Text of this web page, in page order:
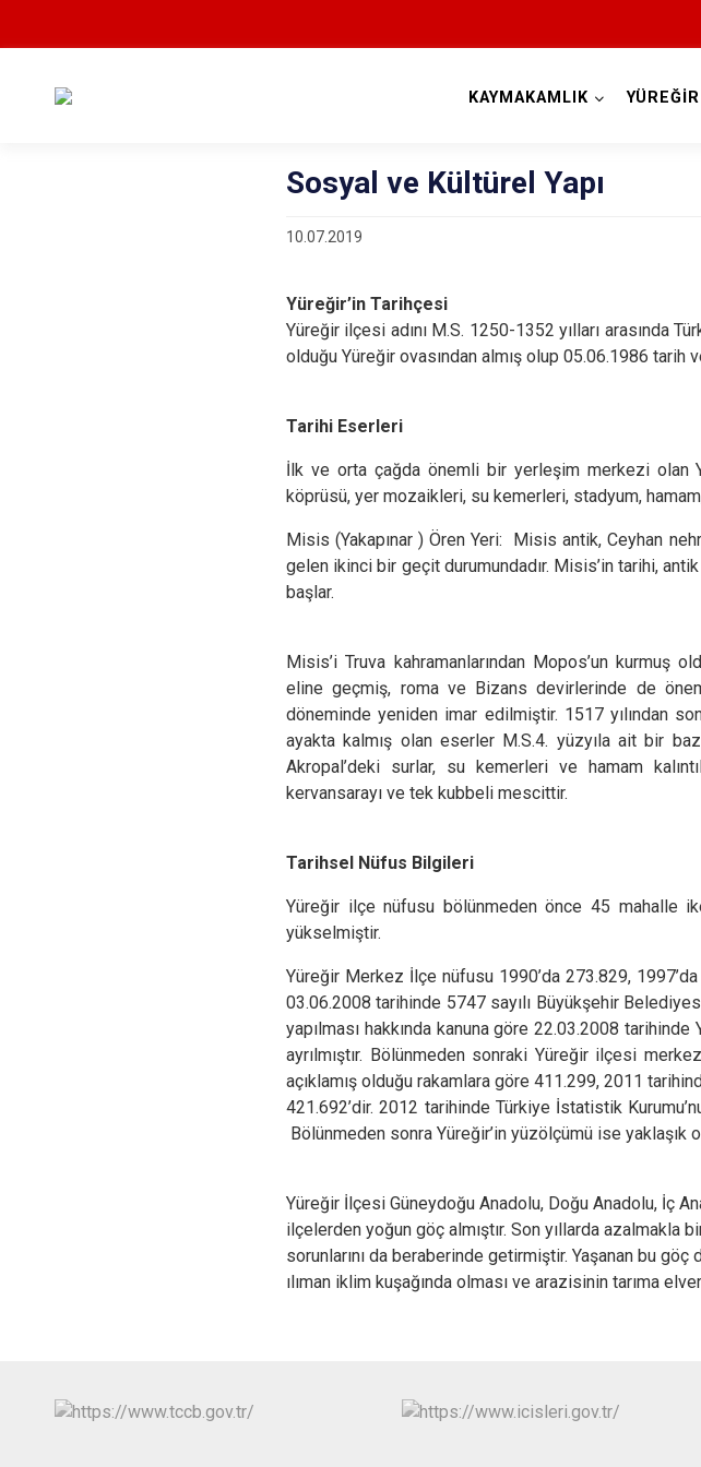
KAYMAKAMLIK YÜREĞİR
Sosyal ve Kültürel Yapı
10.07.2019
Yüreğir’in Tarihçesi
Yüreğir ilçesi adını M.S. 1250-1352 yılları arasında
olduğu Yüreğir ovasından almış olup 05.06.1986 tarih
Tarihi Eserleri
İlk ve orta çağda önemli bir yerleşim merkezi olan
köprüsü, yer mozaikleri, su kemerleri, stadyum,
Misis (Yakapınar ) Ören Yeri: Misis antik, Ceyhan
gelen ikinci bir geçit durumundadır. Misis’in tarihi,
başlar.
Misis’i Truva kahramanlarından Mopos’un kurmuş
eline geçmiş, roma ve Bizans devirlerinde de
döneminde yeniden imar edilmiştir. 1517 yılından
ayakta kalmış olan eserler M.S.4. yüzyıla ait bir
Akropal’deki surlar, su kemerleri ve hamam
kervansarayı ve tek kubbeli mescittir.
Tarihsel Nüfus Bilgileri
Yüreğir ilçe nüfusu bölünmeden önce 45 mahalle
yükselmiştir.
Yüreğir Merkez İlçe nüfusu 1990’da 273.829,
03.06.2008 tarihinde 5747 sayılı Büyükşehir
yapılması hakkında kanuna göre 22.03.2008
ayrılmıştır. Bölünmeden sonraki Yüreğir ilçesi
açıklamış olduğu rakamlara göre 411.299, 2011
421.692’dir. 2012 tarihinde Türkiye İstatistik
Bölünmeden sonra Yüreğir’in yüzölçümü ise yaklaşık
Yüreğir İlçesi Güneydoğu Anadolu, Doğu Anadolu, İç
ilçelerden yoğun göç almıştır. Son yıllarda azalmakla
sorunlarını da beraberinde getirmiştir. Yaşanan bu göç
ılıman iklim kuşağında olması ve arazisinin tarıma